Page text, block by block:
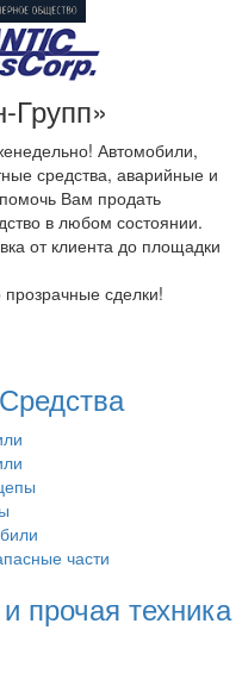
Групп»
Автомобили,
средства, аварийные и
Вам продать
в любом состоянии.
от клиента до площадки
прозрачные сделки!
части
прочая техника